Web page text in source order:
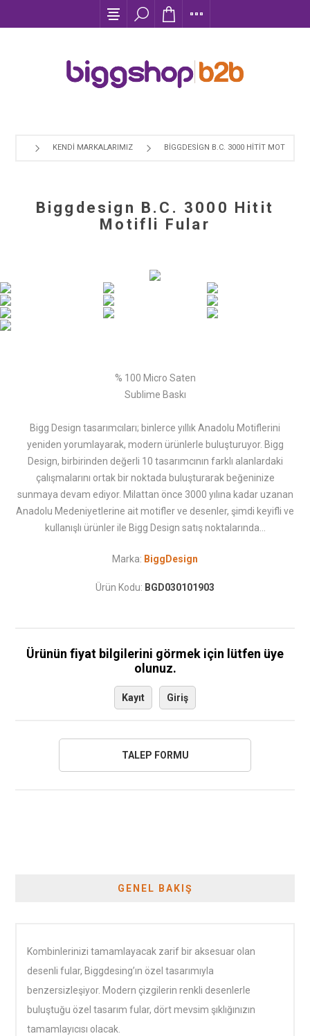
KENDI MARKALARIMIZ BIGGDESIGN B.C. 3000 HITIT MOTIFLI
Biggdesign B.C. 3000 Hitit
Motifli Fular
% 100 Micro Saten
Sublime Baskı
Bigg Design tasarımcıları; binlerce yıllık Anadolu Motiflerini
yeniden yorumlayarak, modern ürünlerle buluşturuyor. Bigg
Design, birbirinden değerli 10 tasarımcının farklı alanlardaki
çalışmalarını ortak bir noktada buluşturarak beğeninize
sunmaya devam ediyor. Milattan önce 3000 yılına kadar uzanan
Anadolu Medeniyetlerine ait motifler ve desenler, şimdi keyifli ve
kullanışlı ürünler ile Bigg Design satış noktalarında…
Marka: BiggDesign
Ürün Kodu: BGD030101903
Ürünün fiyat bilgilerini görmek için lütfen üye
olunuz.
Kayıt Giriş
GENEL BAKIŞ
Kombinlerinizi tamamlayacak zarif bir aksesuar olan
desenli fular, Biggdesing’ın özel tasarımıyla
benzersizleşiyor. Modern çizgilerin renkli desenlerle
buluştuğu özel tasarım fular, dört mevsim şıklığınızın
tamamlayıcısı olacak.